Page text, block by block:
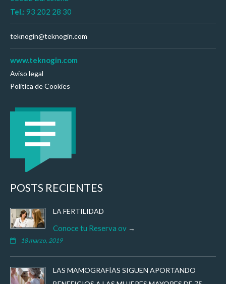
Tel.: 93 202 28 30
teknogin@teknogin.com
www.teknogin.com
Aviso legal
Politíca de Cookies
POSTS RECIENTES
LA FERTILIDAD
Conoce tu Reserva ov
18 marzo, 2019
LAS MAMOGRAFÍAS SIGUEN APORTANDO